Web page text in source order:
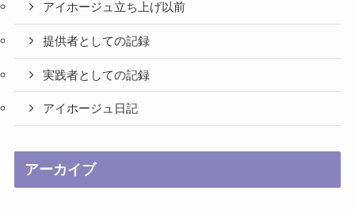
アイホージュ立ち上げ以前
提供者としての記録
実践者としての記録
アイホージュ日記
アーカイブ